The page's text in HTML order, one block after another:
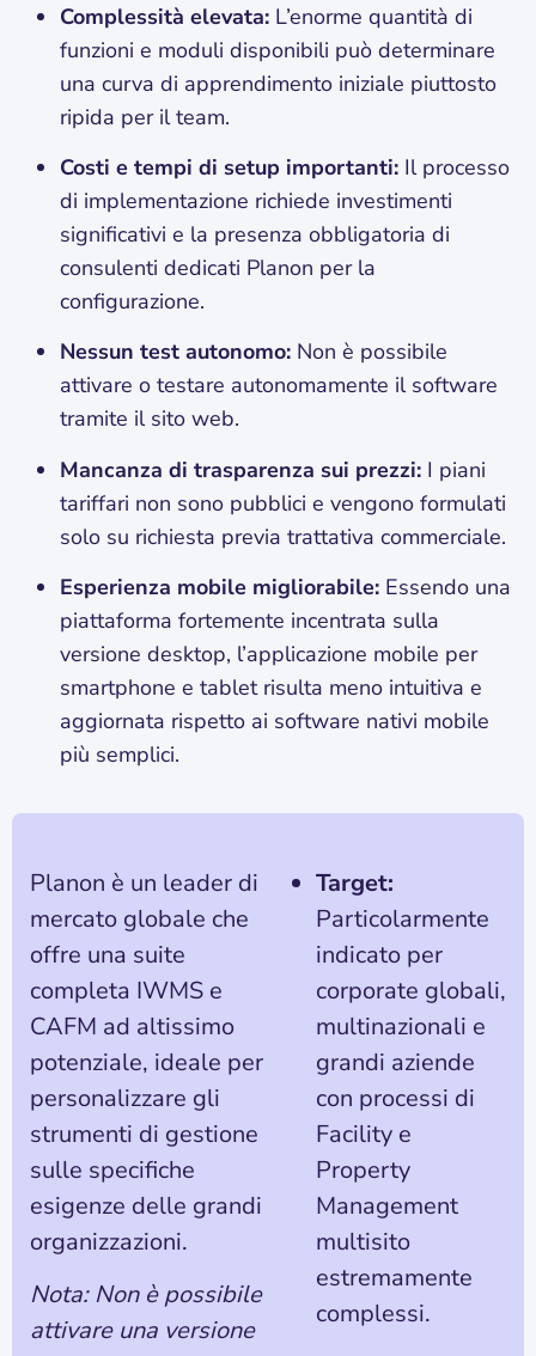
Complessità elevata: L’enorme quantità di
funzioni e moduli disponibili può determinare
una curva di apprendimento iniziale piuttosto
ripida per il team.
Costi e tempi di setup importanti: Il processo
di implementazione richiede investimenti
significativi e la presenza obbligatoria di
consulenti dedicati Planon per la
configurazione.
Nessun test autonomo: Non è possibile
attivare o testare autonomamente il software
tramite il sito web.
Mancanza di trasparenza sui prezzi: I piani
tariffari non sono pubblici e vengono formulati
solo su richiesta previa trattativa commerciale.
Esperienza mobile migliorabile: Essendo una
piattaforma fortemente incentrata sulla
versione desktop, l’applicazione mobile per
smartphone e tablet risulta meno intuitiva e
aggiornata rispetto ai software nativi mobile
più semplici.
Planon è un leader di
mercato globale che
offre una suite
completa IWMS e
CAFM ad altissimo
potenziale, ideale per
personalizzare gli
strumenti di gestione
sulle specifiche
esigenze delle grandi
organizzazioni.
Nota: Non è possibile
attivare una versione
Target:
Particolarmente
indicato per
corporate globali,
multinazionali e
grandi aziende
con processi di
Facility e
Property
Management
multisito
estremamente
complessi.